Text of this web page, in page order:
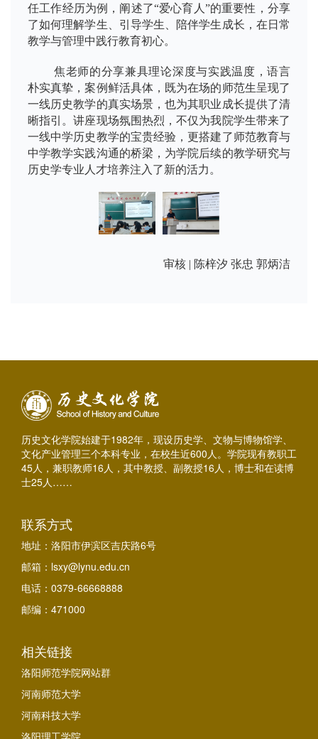
任工作经历为例，阐述了“爱心育人”的重要性，分享
了如何理解学生、引导学生、陪伴学生成长，在日常
教学与管理中践行教育初心。
焦老师的分享兼具理论深度与实践温度，语言
朴实真挚，案例鲜活具体，既为在场的师范生呈现了
一线历史教学的真实场景，也为其职业成长提供了清
晰指引。讲座现场氛围热烈，不仅为我院学生带来了
一线中学历史教学的宝贵经验，更搭建了师范教育与
中学教学实践沟通的桥梁，为学院后续的教学研究与
历史学专业人才培养注入了新的活力。
审核 | 陈梓汐 张忠 郭炳洁
历史文化学院始建于1982年，现设历史学、文物与博物馆学、
文化产业管理三个本科专业，在校生近600人。学院现有教职工
45人，兼职教师16人，其中教授、副教授16人，博士和在读博
士25人……
联系方式
地址：洛阳市伊滨区吉庆路6号
邮箱：lsxy@lynu.edu.cn
电话：0379-66668888
邮编：471000
相关链接
洛阳师范学院网站群
河南师范大学
河南科技大学